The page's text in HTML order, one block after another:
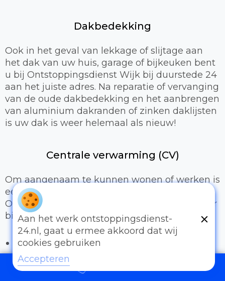
Dakbedekking
Ook in het geval van lekkage of slijtage aan
het dak van uw huis, garage of bijkeuken bent
u bij Ontstoppingsdienst Wijk bij duurstede 24
aan het juiste adres. Na reparatie of vervanging
van de oude dakbedekking en het aanbrengen
van aluminium dakranden of zinken daklijsten
is uw dak is weer helemaal als nieuw!
Centrale verwarming (CV)
Om aangenaam te kunnen wonen of werken is
een prettig binnenklimaat van groot belang.
Onze loodgieters kunnen hiervoor zorgen door
bijvoorbeeld:
Het uitbreiden of compleet installeren van
een cv-installatie
Vervangen van radiatoren/radiatorkranen
Aan het werk ontstoppingsdienst-
24.nl, gaat u ermee akkoord dat wij
cookies gebruiken
Accepteren